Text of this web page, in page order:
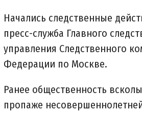
Начались следственные
пресс-служба Главного
управления Следственного
Федерации по Москве.
Ранее общественность
пропаже